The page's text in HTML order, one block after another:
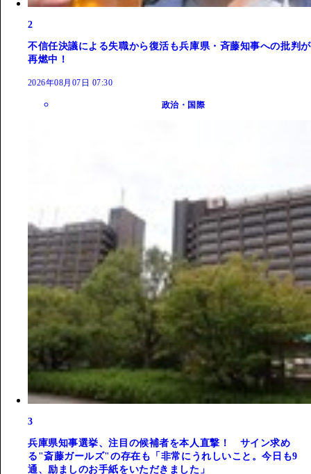
2
不信任決議による失職から復活も兵庫県・斉藤知事への批判が
再燃中！
2026年08月07日 07:30
政治・国際
3
兵庫県知事選挙、注目の候補者を本人直撃！ サイン求め
る"斎藤ガールズ"の存在も「非常にうれしいこと。今日も9
通、励ましのお手紙をいただきました」